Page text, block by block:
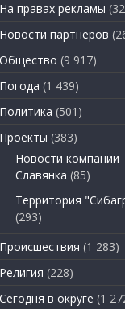
На правах рекламы
Новости партнеров
Общество (9 917)
Погода (1 439)
Политика (501)
Проекты (383)
Новости компании
Славянка (85)
Территория
(293)
Происшествия (1 283)
Религия (228)
Сегодня в округе (1